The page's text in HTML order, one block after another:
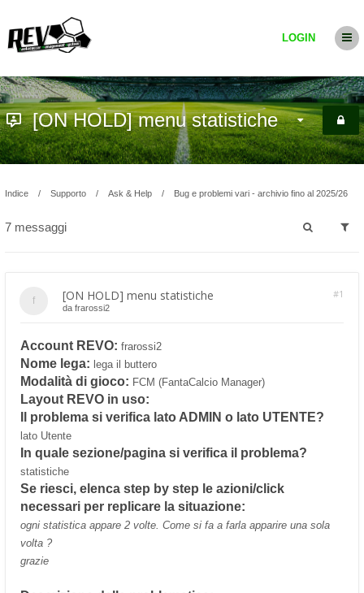
LOGIN
[ON HOLD] menu statistiche
Indice Supporto Ask & Help Bug e problemi vari - archivio fino al 2025/26
7 messaggi
[ON HOLD] menu statistiche #1
da frarossi2
Account REVO: frarossi2
Nome lega: lega il buttero
Modalità di gioco: FCM (FantaCalcio Manager)
Layout REVO in uso:
Il problema si verifica lato ADMIN o lato UTENTE?
lato Utente
In quale sezione/pagina si verifica il problema?
statistiche
Se riesci, elenca step by step le azioni/click
necessari per replicare la situazione:
ogni statistica appare 2 volte. Come si fa a farla apparire una sola
volta ?
grazie